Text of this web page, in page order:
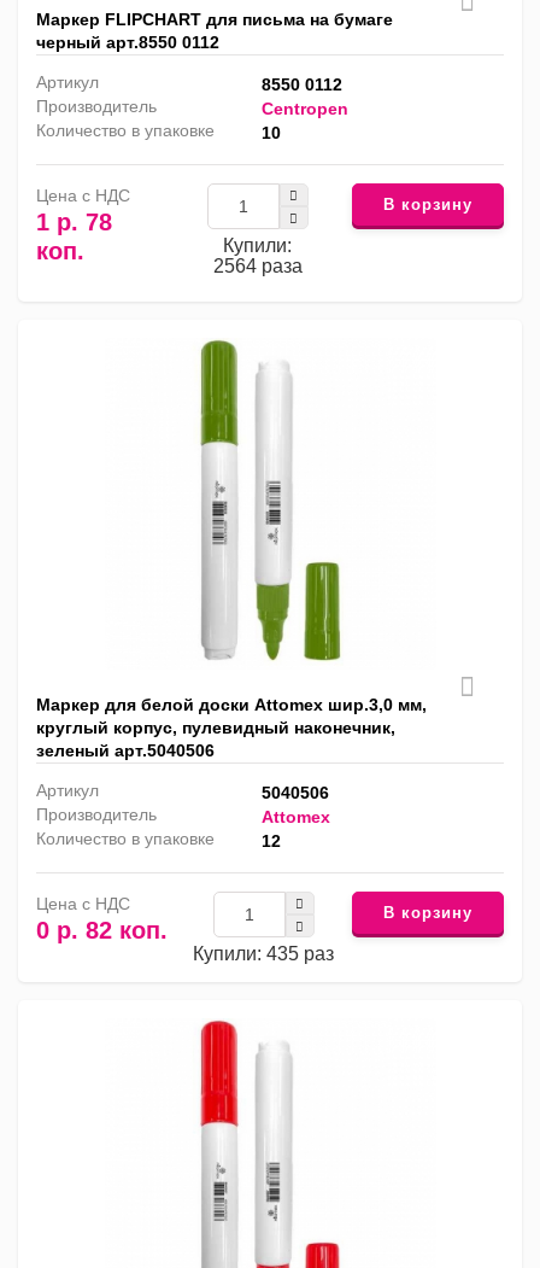
Маркер FLIPCHART для письма на бумаге
черный арт.8550 0112
Артикул
8550 0112
Производитель
Centropen
Количество в упаковке
10
Цена с НДС
1 р. 78
коп.
Купили:
2564 раза
В корзину
Маркер для белой доски Attomex шир.3,0 мм,
круглый корпус, пулевидный наконечник,
зеленый арт.5040506
Артикул
5040506
Производитель
Attomex
Количество в упаковке
12
Цена с НДС
0 р. 82 коп.
Купили: 435 раз
В корзину